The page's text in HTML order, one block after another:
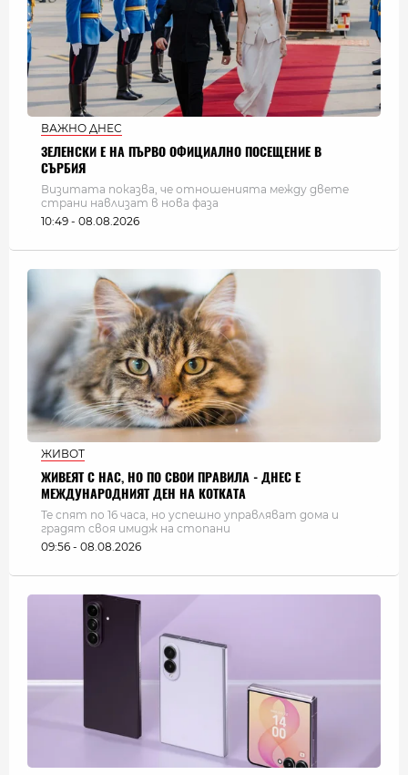
ВАЖНО ДНЕС
ЗЕЛЕНСКИ Е НА ПЪРВО ОФИЦИАЛНО ПОСЕЩЕНИЕ В
СЪРБИЯ
Визитата показва, че отношенията между двете
страни навлизат в нова фаза
10:49 - 08.08.2026
ЖИВОТ
ЖИВЕЯТ С НАС, НО ПО СВОИ ПРАВИЛА - ДНЕС Е
МЕЖДУНАРОДНИЯТ ДЕН НА КОТКАТА
Те спят по 16 часа, но успешно управляват дома и
градят своя имидж на стопани
09:56 - 08.08.2026